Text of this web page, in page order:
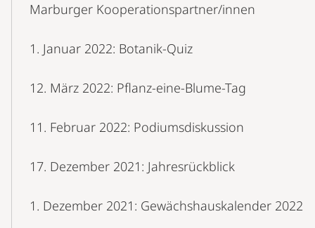
Marburger Kooperationspartner/innen
1. Januar 2022: Botanik-Quiz
12. März 2022: Pflanz-eine-Blume-Tag
11. Februar 2022: Podiumsdiskussion
17. Dezember 2021: Jahresrückblick
1. Dezember 2021: Gewächshauskalender 2022